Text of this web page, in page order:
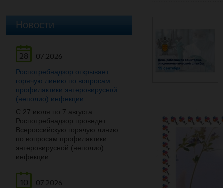
Новости
28
07.2026
Роспотребнадзор открывает
горячую линию по вопросам
профилактики энтеровирусной
(неполио) инфекции
С 27 июля по 7 августа
Роспотребнадзор проведет
Всероссийскую горячую линию
по вопросам профилактики
энтеровирусной (неполио)
инфекции.
10
07.2026